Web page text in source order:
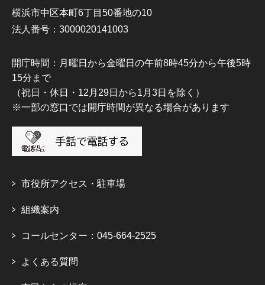
横浜市中区本町6丁目50番地の10
法人番号：3000020141003
開庁時間：月曜日から金曜日の午前8時45分から午後5時
15分まで
（祝日・休日・12月29日から1月3日を除く）
※一部の窓口では開庁時間が異なる場合があります
市役所アクセス・駐車場
組織案内
コールセンター：045-664-2525
よくある質問